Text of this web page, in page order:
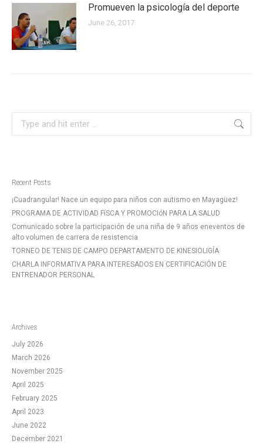
Promueven la psicología del deporte
June 26, 2017
Recent Posts
¡Cuadrangular! Nace un equipo para niños con autismo en Mayagüez!
PROGRAMA DE ACTIVIDAD FíSCA Y PROMOCIóN PARA LA SALUD
Comunicado sobre la participación de una niña de 9 años eneventos de
alto volumen de carrera de resistencia
TORNEO DE TENIS DE CAMPO DEPARTAMENTO DE KINESIOLIGÍA
CHARLA INFORMATIVA PARA INTERESADOS EN CERTIFICACIÓN DE
ENTRENADOR PERSONAL
Archives
July 2026
March 2026
November 2025
April 2025
February 2025
April 2023
June 2022
December 2021